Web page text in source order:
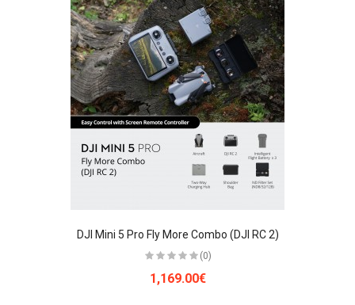
DJI Mini 5 Pro Fly More Combo (DJI RC 2)
(0)
1,169.00€